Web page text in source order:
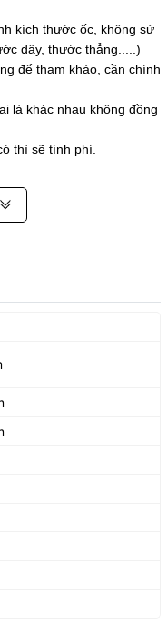
kích thước ốc, không sử
dây, thước thẳng.....)
để tham khảo, cần chính
là khác nhau không đồng
thì sẽ tính phí.